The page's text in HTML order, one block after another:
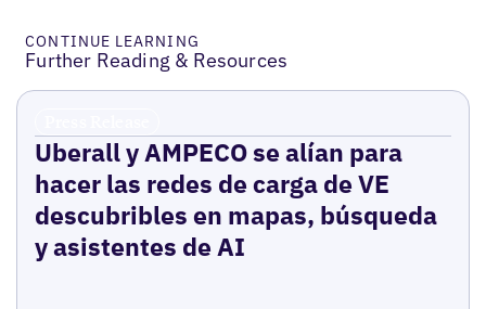
CONTINUE LEARNING
Further Reading & Resources
Uberall y AMPECO se alían para
hacer las redes de carga de VE
descubribles en mapas, búsqueda
y asistentes de AI